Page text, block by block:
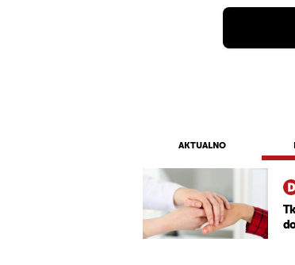
AKTUALNO